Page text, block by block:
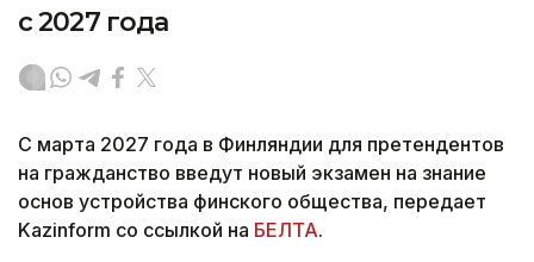
с 2027 года
С марта 2027 года в Финляндии для претендентов
на гражданство введут новый экзамен на знание
основ устройства финского общества, передает
Kazinform со ссылкой на БЕЛТА.